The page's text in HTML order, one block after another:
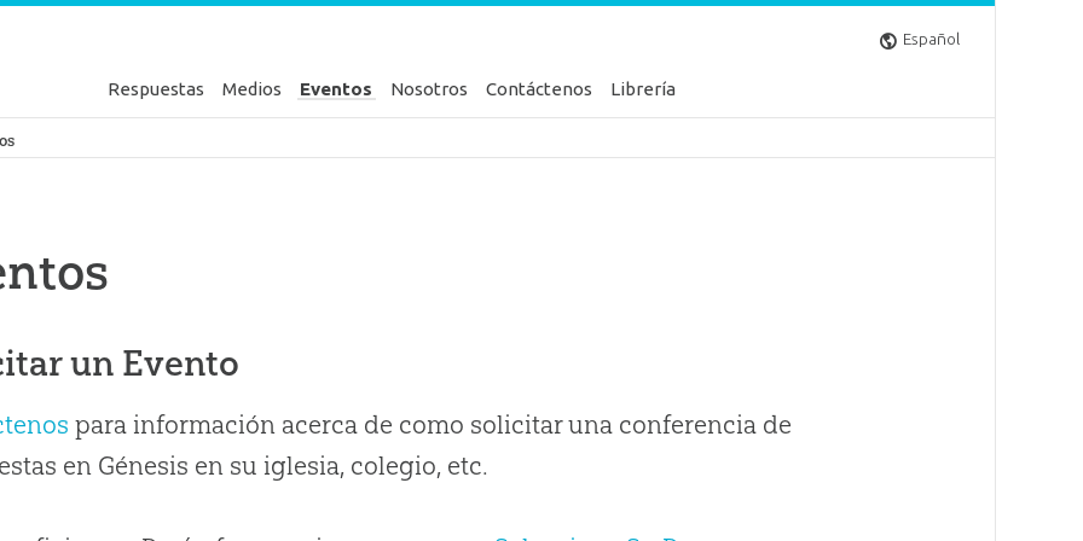
Español
Respuestas Medios Eventos Nosotros Contáctenos Librería
Génesis
un Evento
para información acerca de como solicitar una conferencia de
en Génesis en su iglesia, colegio, etc.